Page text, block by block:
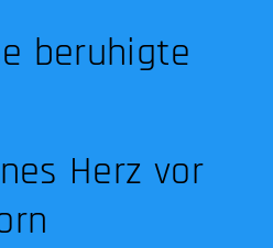
beruhigte
Herz vor